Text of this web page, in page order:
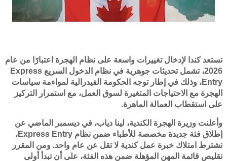
تستعد كندا لإدخال تغييرات واسعة على نظام الهجرة اعتبارًا من عام
2026، تشمل تحديثات جوهرية في نظام الدخول السريع Express
Entry، وذلك في إطار توجه الحكومة الفيدرالية لمواءمة سياسات
الهجرة مع الاحتياجات المتغيرة لسوق العمل، مع استمرار التركيز
على استقطاب العمالة الماهرة.
وأعلنت وزيرة الهجرة الكندية، لينا دياب، في ديسمبر الماضي عن
إطلاق فئة جديدة مخصصة للأطباء ضمن نظام Express Entry،
تشترط امتلاك خبرة عمل كندية لا تقل عن عام واحد. ومن المقرر
تقليص قائمة المهن المؤهلة ضمن هذه الفئة، على أن تبدأ أولى